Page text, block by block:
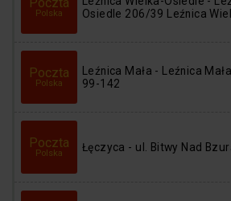
Rejestracja